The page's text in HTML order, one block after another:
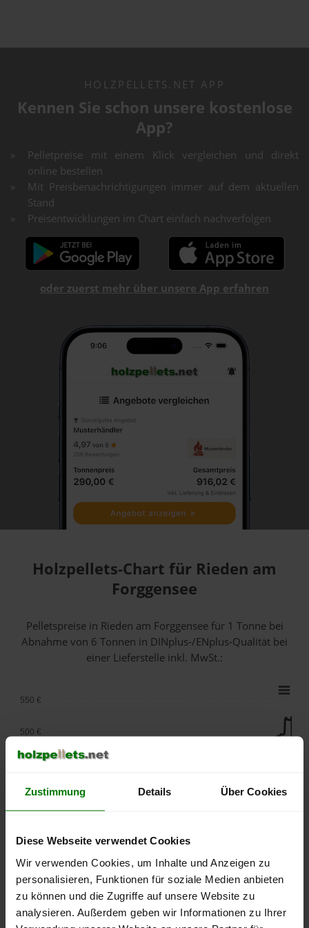
Zustimmung Details Über Cookies
Diese Webseite verwendet Cookies
Wir verwenden Cookies, um Inhalte und Anzeigen zu
personalisieren, Funktionen für soziale Medien anbieten
zu können und die Zugriffe auf unsere Website zu
analysieren. Außerdem geben wir Informationen zu Ihrer
HOLZPELLETS.NET APP
Kennen Sie schon unsere kostenlose
App?
Pelletpreise mit einem Klick vergleichen und direkt
online bestellen
Mit Preisbenachrichtigungen immer auf dem aktuellen
Stand
Preisentwicklungen im Chart einfach nachverfolgen
oder zuerst mehr über unsere App erfahren
Holzpellets-Chart für Rieden am
Forggensee
Pelletspreise in Rieden am Forggensee für 1 Tonne bei
Abnahmevon 6 Tonnen in DINplus-/ENplus-Qualität bei
einer Lieferstelle inkl. MwSt.:
September
2025
Januar
2026
Mai
2026
250 €
300 €
400 €
500 €
550 €